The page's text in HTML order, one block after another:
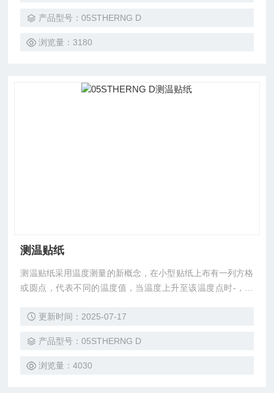
式可供选择则。
产品型号：05STHERNG D
浏览量：3180
测温贴纸
测温贴纸采用温度测量的新概念，在小型贴纸上布有一列方格
或圆点，代表不同的温度值，当温度上升至该温度点时-，方
颜色，如此便可以知道物体曾经经历过的高温度，不须长时间
合格的有力证据。多种款式可供选择则。
更新时间：2025-07-17
产品型号：05STHERNG D
浏览量：4030